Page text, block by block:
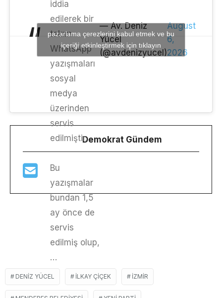
iddia
edilerek bir
takım
WhatsApp
yazışmaları
sosyal
medya
üzerinden
servis
edilmiştir.
Bu
yazışmalar
bundan 1,5
ay önce de
servis
edilmiş olup,
…
— Av. Deniz
Yücel
(@avdenizyucel)
August
6,
2026
pazarlama çerezlerini kabul etmek ve bu
içeriği etkinleştirmek için tıklayın
Demokrat Gündem
DENIZ YÜCEL ILKAY ÇIÇEK IZMIR